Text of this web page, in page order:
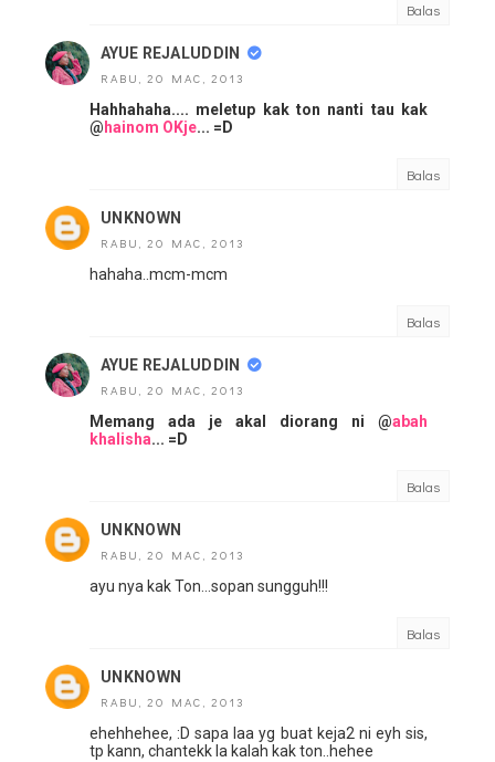
Balas
AYUE REJALUDDIN
RABU, 20 MAC, 2013
Hahhahaha.... meletup kak ton nanti tau kak
@ hainom OKje... =D
Balas
UNKNOWN
RABU, 20 MAC, 2013
hahaha..mcm-mcm
Balas
AYUE REJALUDDIN
RABU, 20 MAC, 2013
Memang ada je akal diorang ni @abah
khalisha... =D
Balas
UNKNOWN
RABU, 20 MAC, 2013
ayu nya kak Ton...sopan sungguh!!!
Balas
UNKNOWN
RABU, 20 MAC, 2013
ehehhehee, :D sapa laa yg buat keja2 ni eyh sis,
tp kann, chantekk la kalah kak ton..hehee